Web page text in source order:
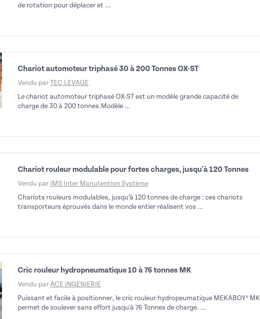
de rotation pour déplacer et ...
Chariot automoteur triphasé 30 à 200 Tonnes OX-ST
Vendu par TEC LEVAGE
Le chariot automoteur triphasé OX-ST est un modèle grande capacité de
charge de 30 à 200 tonnes.Modèle ...
Chariot rouleur modulable pour fortes charges, jusqu'à 120 Tonnes
Vendu par IMS Inter Manutention Système
Chariots rouleurs modulables, jusqu’à 120 tonnes de charge : ces chariots
transporteurs éprouvés dans le monde entier réalisent vos ...
Cric rouleur hydropneumatique 10 à 76 tonnes MK
Vendu par ACE INGENIERIE
Puissant et facile à positionner, le cric rouleur hydropeumatique MEKABOY® MK
permet de soulever sans effort jusqu'à 76 Tonnes de charge. ...